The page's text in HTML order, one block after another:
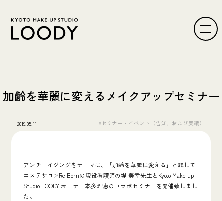
加齢を華麗に変えるメイクアップセミナー
2019.05.11 #セミナー・イベント（告知、および実績）
アンチエイジングをテーマに、「加齢を華麗に変える」と題して
エステサロンRe Bornの現役看護師の堤 美幸先生とKyoto Make up
Studio LOODY オーナー本多理恵のコラボセミナーを開催致しまし
た。